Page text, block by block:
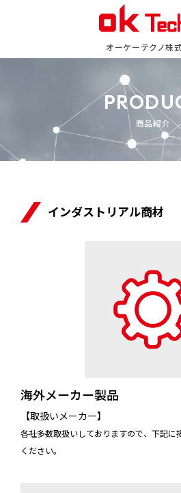
オーケーテクノ株
商品紹介
インダストリアル商材
海外メーカー製品
【取扱いメーカー】
各社多数取扱いしておりますので、下記に
ください。